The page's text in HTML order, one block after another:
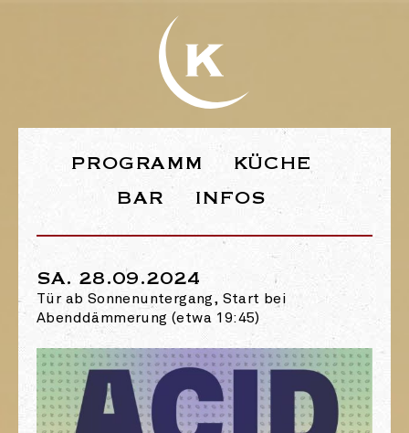
PROGRAMM
KÜCHE
BAR
INFOS
SA. 28.09.2024
Tür ab Sonnenuntergang, Start bei
Abenddämmerung (etwa 19:45)